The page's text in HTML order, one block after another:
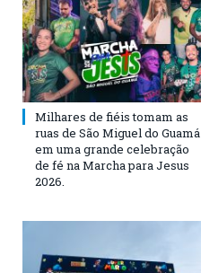
Milhares de fiéis tomam as
ruas de São Miguel do Guamá
em uma grande celebração
de fé na Marcha para Jesus
2026.